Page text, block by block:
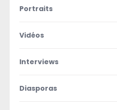
Portraits
Vidéos
Interviews
Diasporas